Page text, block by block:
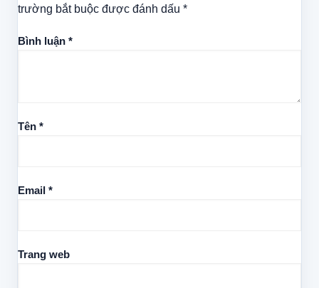
trường bắt buộc được đánh dấu *
Bình luận *
Tên *
Email *
Trang web